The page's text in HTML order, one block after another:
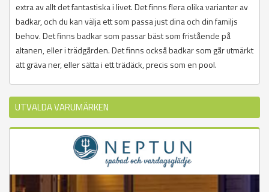
extra av allt det fantastiska i livet. Det finns flera olika varianter av
badkar, och du kan välja ett som passa just dina och din familjs
behov. Det finns badkar som passar bäst som fristående på
altanen, eller i trädgården. Det finns också badkar som går utmärkt
att gräva ner, eller sätta i ett trädäck, precis som en pool.
UTVALDA VARUMÄRKEN